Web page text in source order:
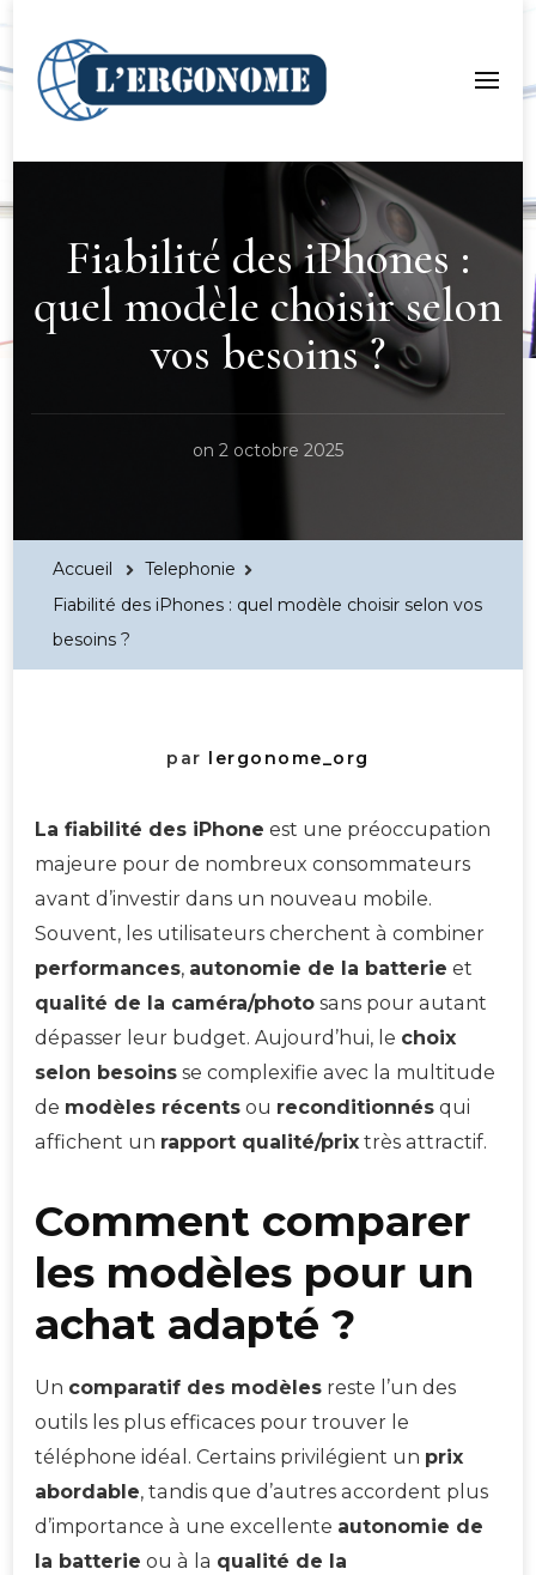
LergoNome.org
Fiabilité des iPhones :
quel modèle choisir selon
vos besoins ?
on 2 octobre 2025
Accueil
Telephonie
Fiabilité des iPhones : quel modèle choisir selon vos
besoins ?
par lergonome_org
La fiabilité des iPhone est une préoccupation
majeure pour de nombreux consommateurs
avant d’investir dans un nouveau mobile.
Souvent, les utilisateurs cherchent à combiner
performances, autonomie de la batterie et
qualité de la caméra/photo sans pour autant
dépasser leur budget. Aujourd’hui, le choix
selon besoins se complexifie avec la multitude
de modèles récents ou reconditionnés qui
affichent un rapport qualité/prix très attractif.
Comment comparer
les modèles pour un
achat adapté ?
Un comparatif des modèles reste l’un des
outils les plus efficaces pour trouver le
téléphone idéal. Certains privilégient un prix
abordable, tandis que d’autres accordent plus
d’importance à une excellente autonomie de
la batterie ou à la qualité de la